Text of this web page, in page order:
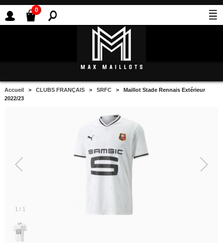
0
Accueil >CLUBS FRANÇAIS >SRFC > Maillot Stade Rennais Extérieur
2022/23
1 / 1